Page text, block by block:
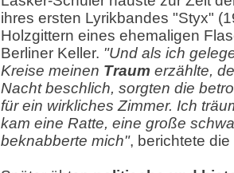
ihres ersten Lyrikbandes "Styx"
Holzgittern eines ehemaligen
Berliner Keller. "Und als ich
Kreise meinen Traum erzählte,
Nacht beschlich, sorgten die
für ein wirkliches Zimmer. Ich
kam eine Ratte, eine große
beknabberte mich", berichtete